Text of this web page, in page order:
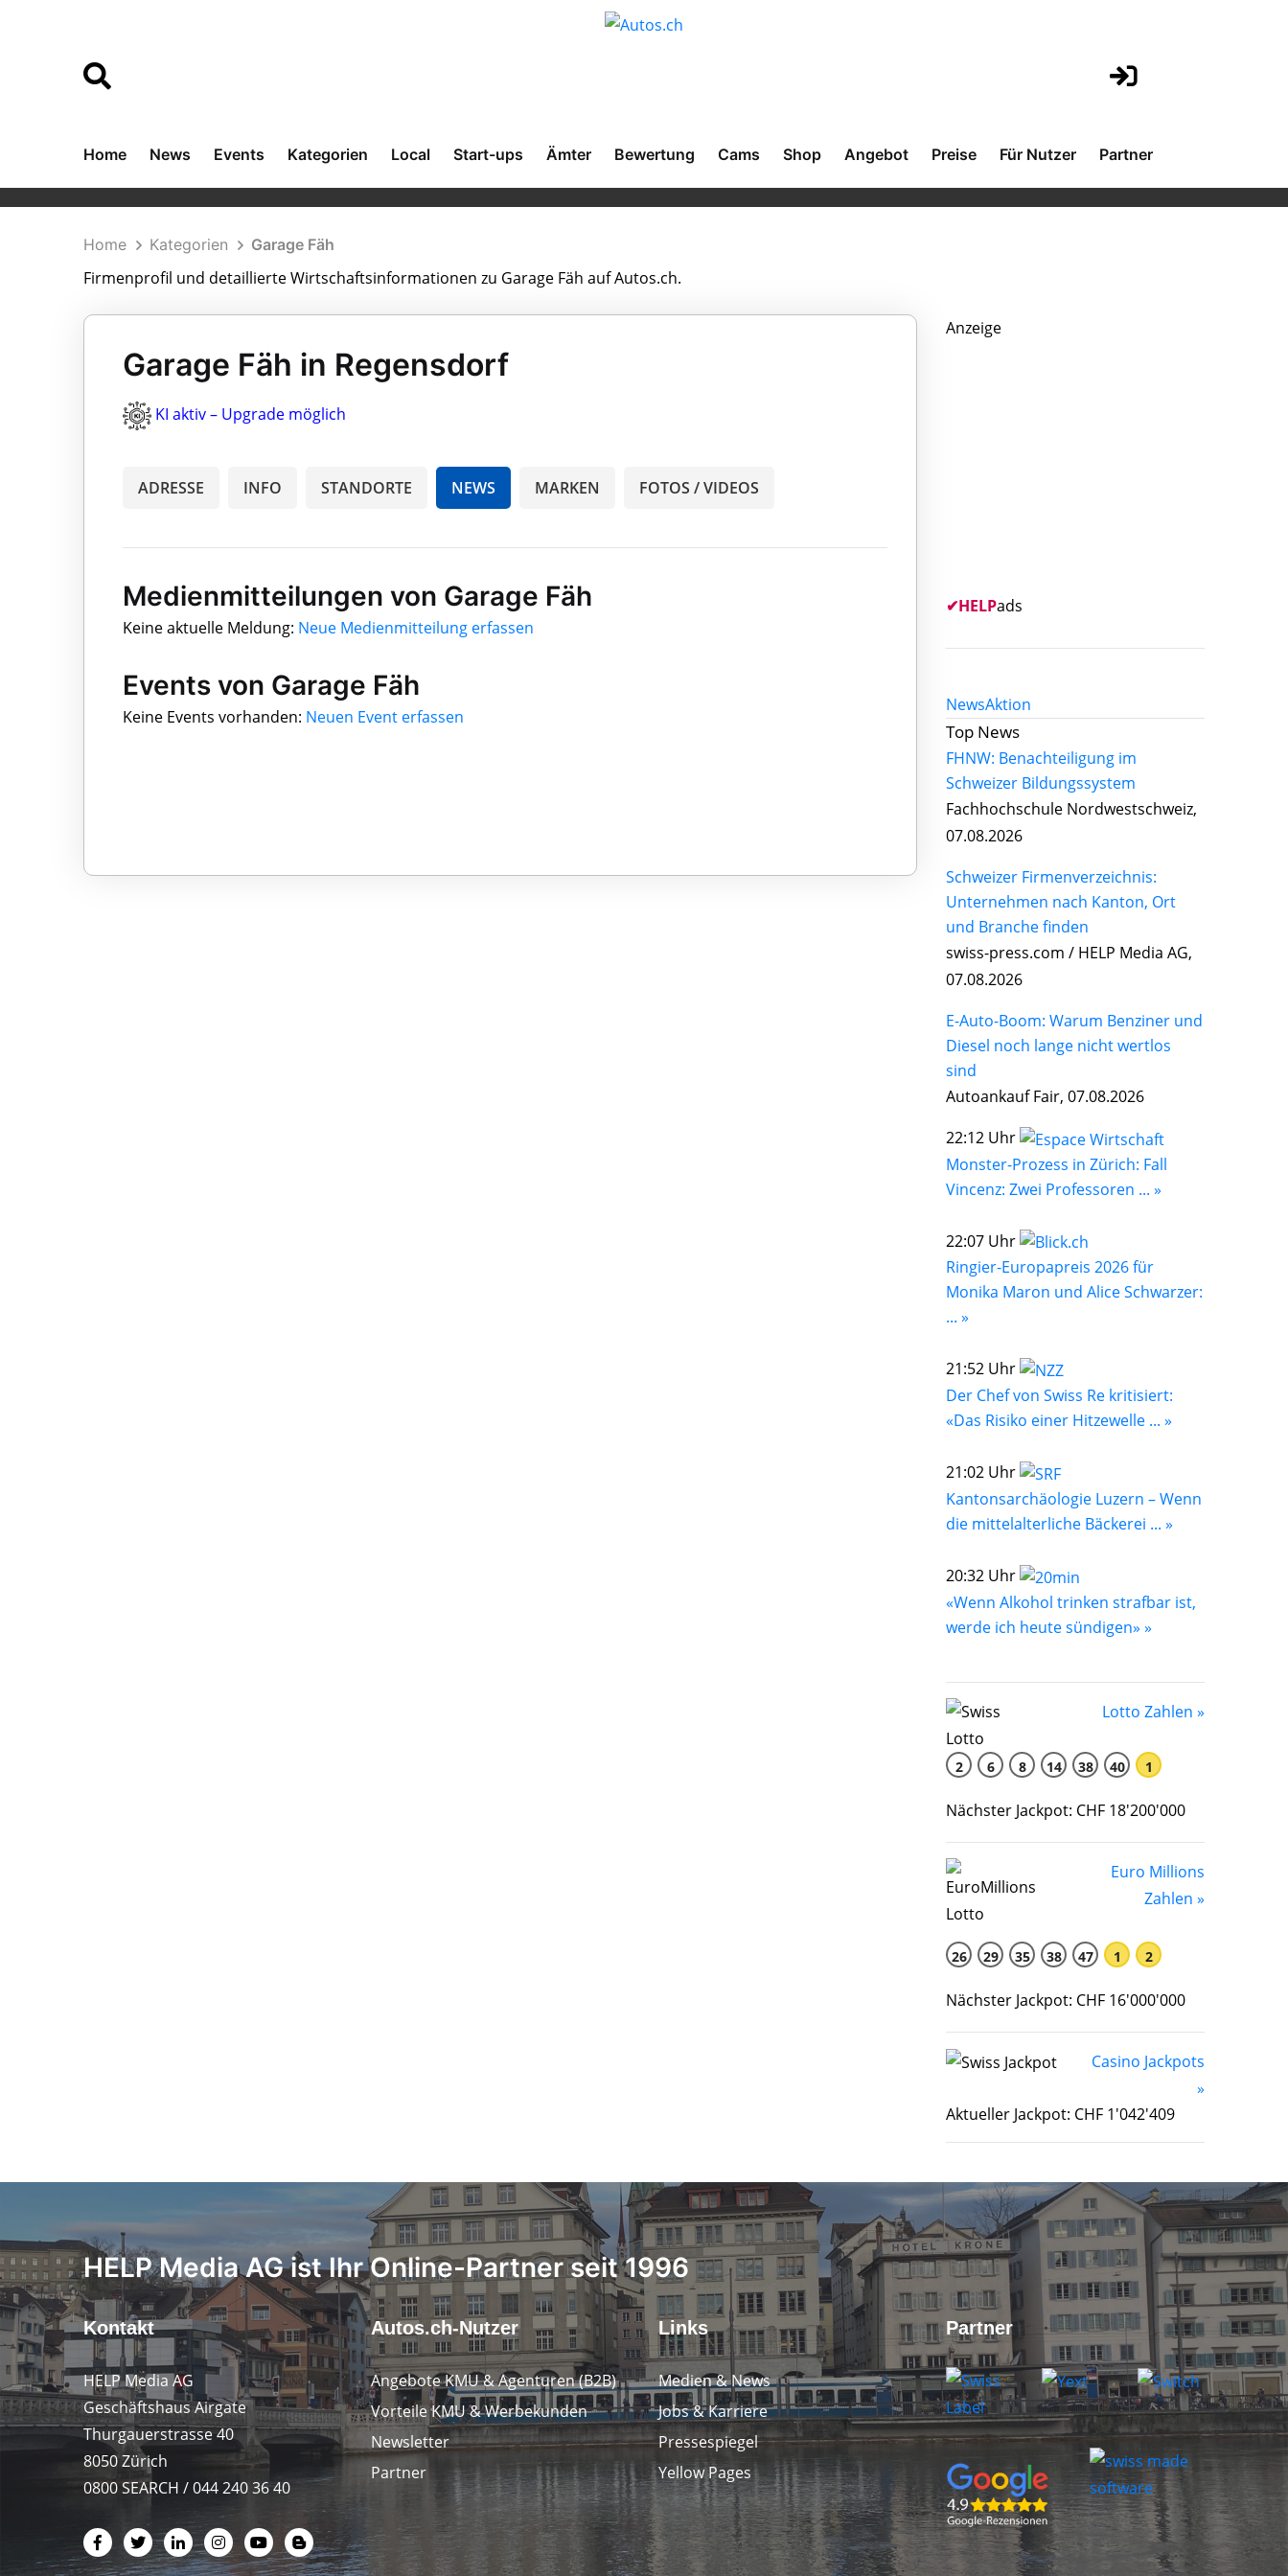
Home News Events Kategorien Local Start-ups Ämter Bewertung Cams Shop Angebot Preise Für Nutzer Partner
Home Kategorien Garage Fäh
Firmenprofil und detaillierte Wirtschaftsinformationen zu Garage Fäh auf Autos.ch.
Garage Fäh in Regensdorf
KI aktiv – Upgrade möglich
ADRESSE INFO STANDORTE NEWS MARKEN FOTOS / VIDEOS
Medienmitteilungen von Garage Fäh
Keine aktuelle Meldung: Neue Medienmitteilung erfassen
Events von Garage Fäh
Keine Events vorhanden: Neuen Event erfassen
Anzeige
✔HELPads
NewsAktion
Top News
FHNW: Benachteiligung im
Schweizer Bildungssystem
Fachhochschule Nordwestschweiz,
07.08.2026
Schweizer Firmenverzeichnis:
Unternehmen nach Kanton, Ort
und Branche finden
swiss-press.com / HELP Media AG,
07.08.2026
E-Auto-Boom: Warum Benziner und
Diesel noch lange nicht wertlos
sind
Autoankauf Fair, 07.08.2026
22:12 Uhr
Monster-Prozess in Zürich: Fall
Vincenz: Zwei Professoren ... »
22:07 Uhr
Ringier-Europapreis 2026 für
Monika Maron und Alice Schwarzer:
... »
21:52 Uhr
Der Chef von Swiss Re kritisiert:
«Das Risiko einer Hitzewelle ... »
21:02 Uhr
Kantonsarchäologie Luzern – Wenn
die mittelalterliche Bäckerei ... »
20:32 Uhr
«Wenn Alkohol trinken strafbar ist,
werde ich heute sündigen» »
Lotto Zahlen »
2 6 8 14 38 40 1
Nächster Jackpot: CHF 18'200'000
Euro Millions
Zahlen »
26 29 35 38 47 1 2
Nächster Jackpot: CHF 16'000'000
Casino Jackpots
»
Aktueller Jackpot: CHF 1'042'409
HELP Media AG ist Ihr Online-Partner seit 1996
Kontakt
HELP Media AG
Geschäftshaus Airgate
Thurgauerstrasse 40
8050 Zürich
0800 SEARCH / 044 240 36 40
Autos.ch-Nutzer
Angebote KMU & Agenturen (B2B)
Vorteile KMU & Werbekunden
Newsletter
Partner
Links
Medien & News
Jobs & Karriere
Pressespiegel
Yellow Pages
Partner